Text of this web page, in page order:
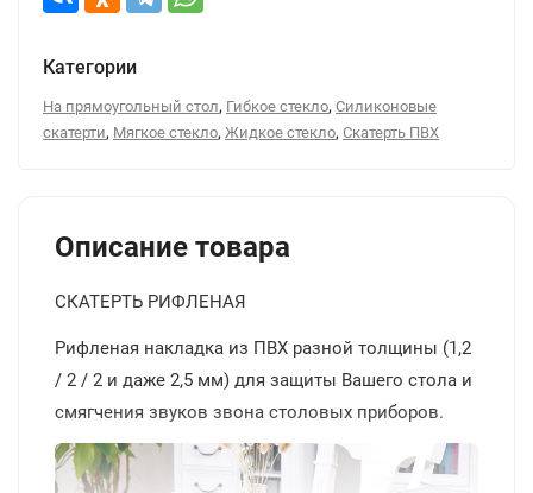
Категории
На прямоугольный стол, Гибкое стекло, Силиконовые
скатерти, Мягкое стекло, Жидкое стекло, Скатерть ПВХ
Описание товара
СКАТЕРТЬ РИФЛЕНАЯ
Рифленая накладка из ПВХ разной толщины (1,2
/ 2 / 2 и даже 2,5 мм) для защиты Вашего стола и
смягчения звуков звона столовых приборов.